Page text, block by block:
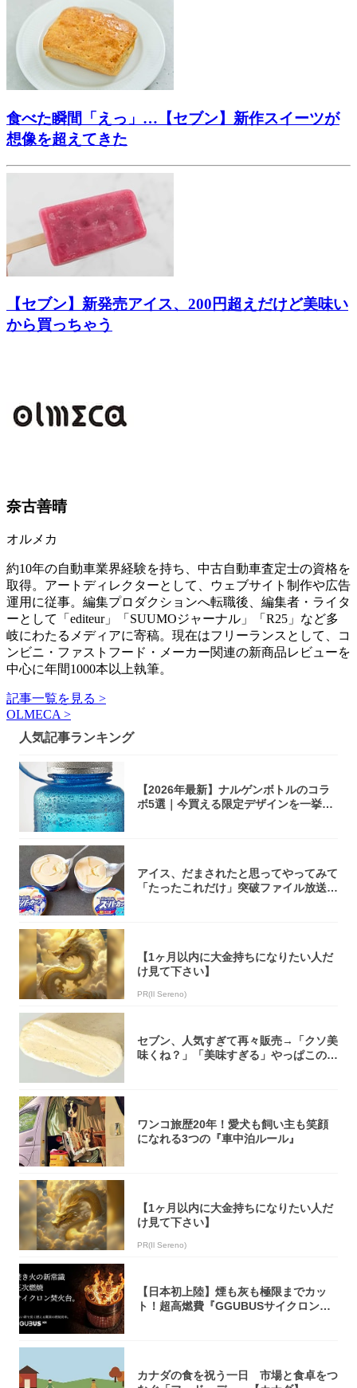
食べた瞬間「えっ」…【セブン】新作スイーツが
想像を超えてきた
【セブン】新発売アイス、200円超えだけど美味い
から買っちゃう
奈古善晴
オルメカ
約10年の自動車業界経験を持ち、中古自動車査定士の資格を
取得。アートディレクターとして、ウェブサイト制作や広告
運用に従事。編集プロダクションへ転職後、編集者・ライタ
ーとして「editeur」「SUUMOジャーナル」「R25」など多
岐にわたるメディアに寄稿。現在はフリーランスとして、コ
ンビニ・ファストフード・メーカー関連の新商品レビューを
中心に年間1000本以上執筆。
記事一覧を見る >
OLMECA >
人気記事ランキング
【2026年最新】ナルゲンボトルのコラ
ボ5選｜今買える限定デザインを一挙紹
アイス、だまされたと思ってやってみて
「たったこれだけ」突破ファイル放送で
【1ヶ月以内に大金持ちになりたい人だ
け見て下さい】
PR(Il Sereno)
セブン、人気すぎて再々販売→「クソ美
味くね？」「美味すぎる」やっぱこのク
ワンコ旅歴20年！愛犬も飼い主も笑顔
になれる3つの『車中泊ルール』
【1ヶ月以内に大金持ちになりたい人だ
け見て下さい】
PR(Il Sereno)
【日本初上陸】煙も灰も極限までカッ
ト！超高燃費『GGUBUSサイクロン焚
カナダの食を祝う一日 市場と食卓をつ